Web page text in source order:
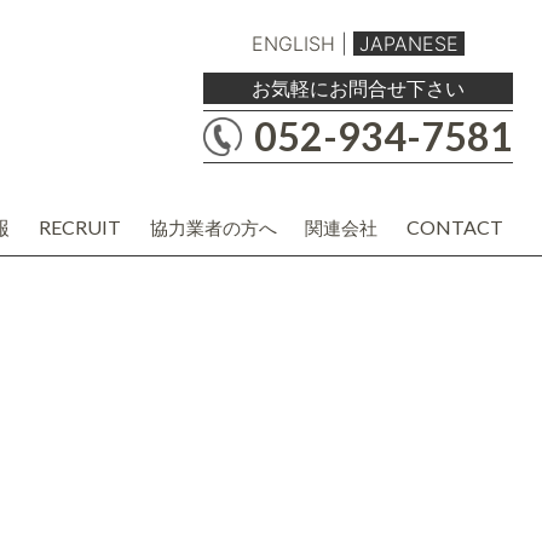
ENGLISH
JAPANESE
お気軽にお問合せ下さい
052-934-7581
RECRUIT 協力業者の方へ 関連会社 CONTACT